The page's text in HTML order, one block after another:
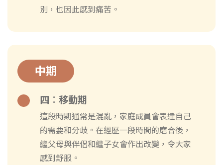
別，也因此感到痛苦。
中期
四︰移動期
這段時期通常是混亂，家庭成員會表達自己
的需要和分歧。在經歷一段時間的磨合後，
繼父母與伴侶和繼子女會作出改變，令大家
感到舒服。